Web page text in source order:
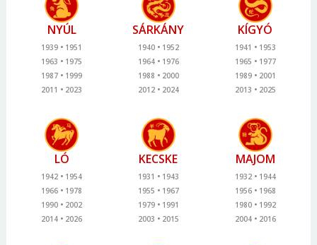
NYÚL
1939
1951
1963
1975
1987
1999
2011
2023
SÁRKÁNY
1940
1952
1964
1976
1988
2000
2012
2024
KÍGYÓ
1941
1953
1965
1977
1989
2001
2013
2025
LÓ
1942
1954
1966
1978
1990
2002
2014
2026
KECSKE
1931
1943
1955
1967
1979
1991
2003
2015
MAJOM
1932
1944
1956
1968
1980
1992
2004
2016